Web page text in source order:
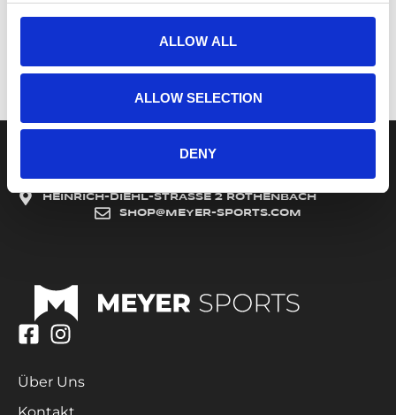
ALLOW ALL
ALLOW SELECTION
DENY
+49 911 48 07 077
HEINRICH-DIEHL-STRASSE 2 RÖTHENBACH
SHOP@MEYER-SPORTS.COM
Über Uns